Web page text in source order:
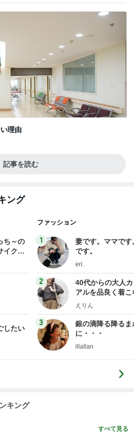
理由
記事を読む
ング
ち～の
イクル
したい
ファッション
1
妻です。ママです
です。
eri.
2
40代からの大人
アルを品良く着こ
ファッションブロ
えりん
3
銀の滴降る降るま
に・・・
illallan
キング
すべて見る